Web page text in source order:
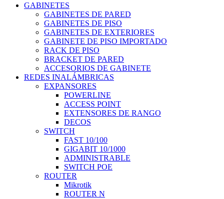
GABINETES
GABINETES DE PARED
GABINETES DE PISO
GABINETES DE EXTERIORES
GABINETE DE PISO IMPORTADO
RACK DE PISO
BRACKET DE PARED
ACCESORIOS DE GABINETE
REDES INALÁMBRICAS
EXPANSORES
POWERLINE
ACCESS POINT
EXTENSORES DE RANGO
DECOS
SWITCH
FAST 10/100
GIGABIT 10/1000
ADMINISTRABLE
SWITCH POE
ROUTER
Mikrotik
ROUTER N